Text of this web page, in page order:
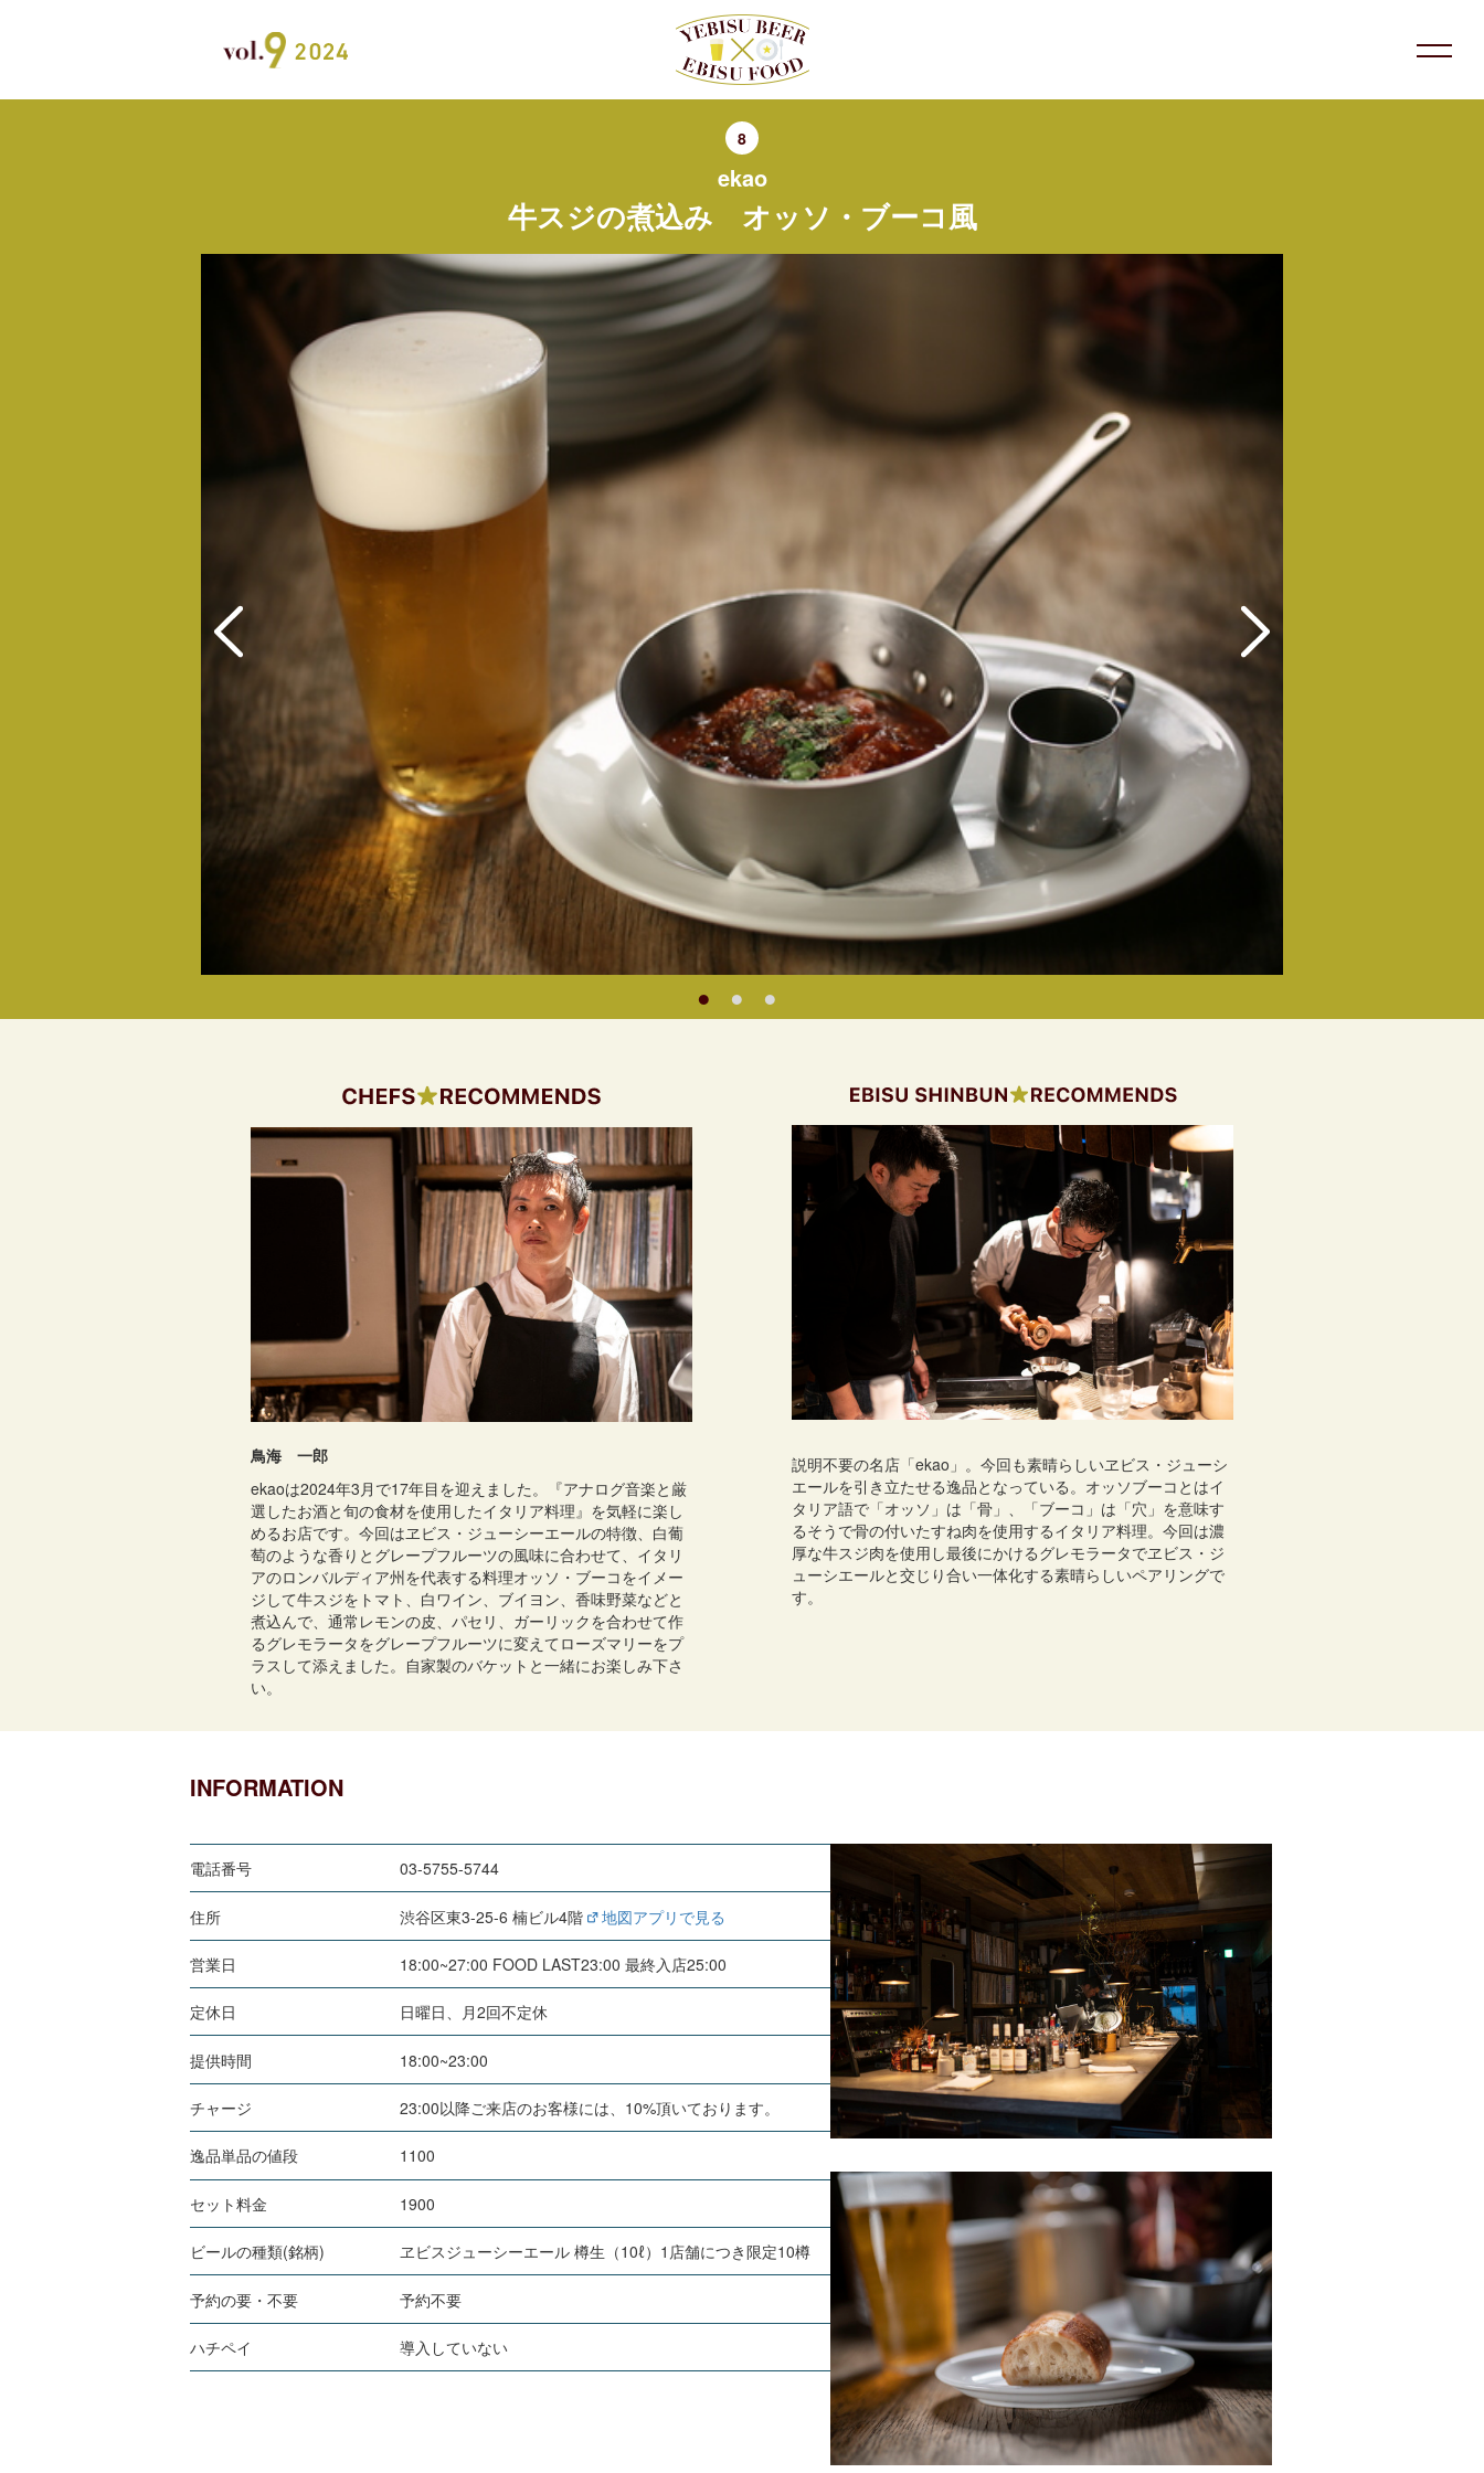
8
ekao
牛スジの煮込み オッソ・ブーコ風
鳥海 一郎
ekaoは2024年3月で17年目を迎えました。『アナログ音楽と厳
選したお酒と旬の食材を使用したイタリア料理』を気軽に楽し
めるお店です。今回はヱビス・ジューシーエールの特徴、白葡
萄のような香りとグレープフルーツの風味に合わせて、イタリ
アのロンバルディア州を代表する料理オッソ・ブーコをイメー
ジして牛スジをトマト、白ワイン、ブイヨン、香味野菜などと
煮込んで、通常レモンの皮、パセリ、ガーリックを合わせて作
るグレモラータをグレープフルーツに変えてローズマリーをプ
ラスして添えました。自家製のバケットと一緒にお楽しみ下さ
い。
説明不要の名店「ekao」。今回も素晴らしいヱビス・ジューシ
エールを引き立たせる逸品となっている。オッソブーコとはイ
タリア語で「オッソ」は「骨」、「ブーコ」は「穴」を意味す
るそうで骨の付いたすね肉を使用するイタリア料理。今回は濃
厚な牛スジ肉を使用し最後にかけるグレモラータでヱビス・ジ
ューシエールと交じり合い一体化する素晴らしいペアリングで
す。
INFORMATION
電話番号 03-5755-5744
住所 渋谷区東3-25-6 楠ビル4階 地図アプリで見る
営業日 18:00~27:00 FOOD LAST23:00 最終入店25:00
定休日 日曜日、月2回不定休
提供時間 18:00~23:00
チャージ 23:00以降ご来店のお客様には、10%頂いております。
逸品単品の値段 1100
セット料金 1900
ビールの種類(銘柄) ヱビスジューシーエール 樽生（10ℓ）1店舗につき限定10樽
予約の要・不要 予約不要
ハチペイ 導入していない